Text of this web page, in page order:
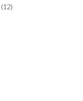
(12)